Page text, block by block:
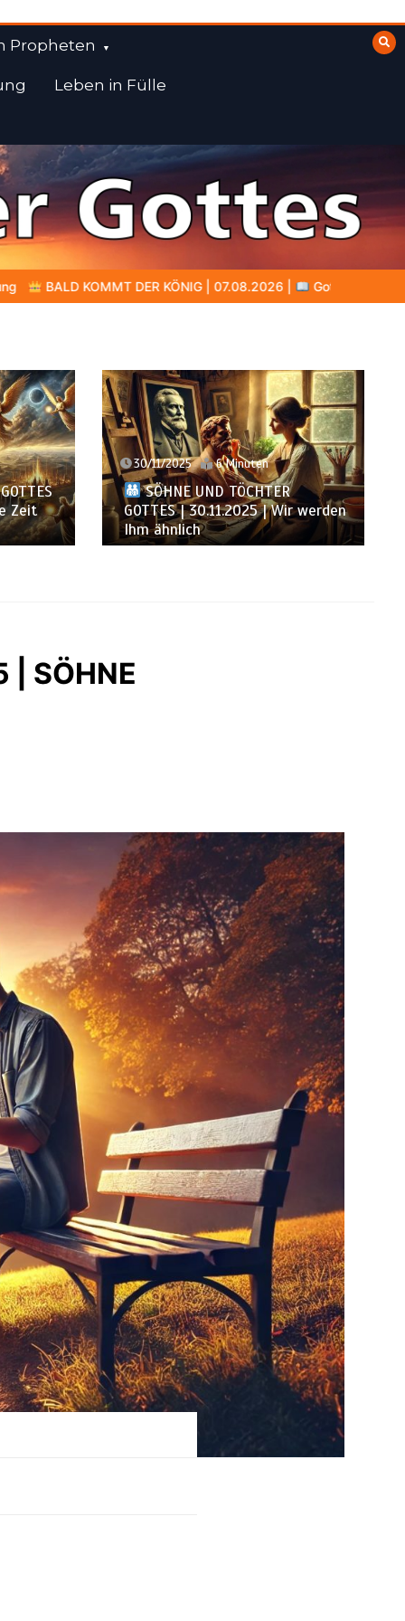
Propheten
Leben in Fülle
| 07.08.2026 | Gottes Wort heiligt: Wahrheit, die den Charakter
werden
29/11/2025 7 Minuten
SÖHNE UND TÖCHTER GOTTES
| 29.11.2025 | Wir sind voller Lob
SÖHNE